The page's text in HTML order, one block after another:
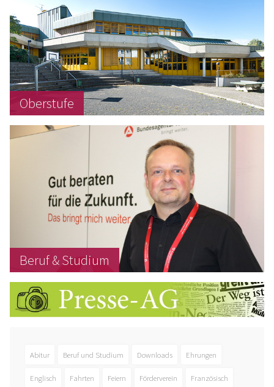
Oberstufe
Beruf & Studium
Abitur Beruf und Studium Downloads Ehrungen
Englisch Fahrten Feiern Förderverein Französisch